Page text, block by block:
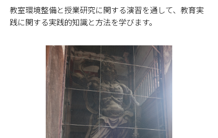
教室環境整備と授業研究に関する演習を通して、教育実
践に関する実践的知識と方法を学びます。